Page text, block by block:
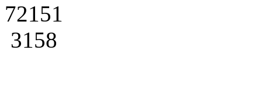
72151
3158